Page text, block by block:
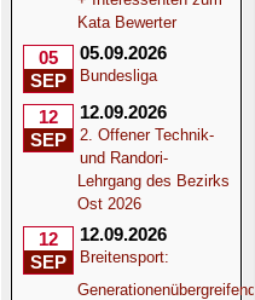
Kata Bewerter
05
SEP
05.09.2026
Bundesliga
12
SEP
12.09.2026
2. Offener Technik-
und Randori-
Lehrgang des Bezirks
Ost 2026
12
SEP
12.09.2026
Breitensport:
Generationenübergreifend